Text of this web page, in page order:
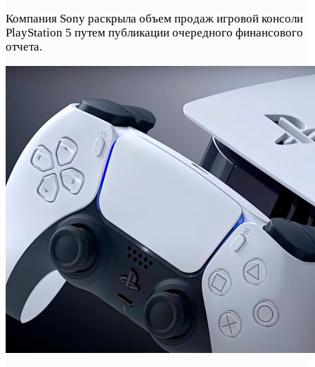
Компания Sony раскрыла объем продаж игровой консоли
PlayStation 5 путем публикации очередного финансового
отчета.